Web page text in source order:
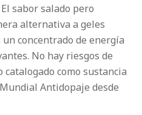
sabor salado pero
alternativa a geles
un concentrado de energía
No hay riesgos de
como sustancia
Antidopaje desde